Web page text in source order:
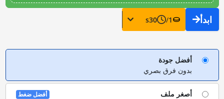
ابدأ 1
/
30
s
أفضل جودة
بدون فرق بصري
أصغر ملف
أفضل ضغط